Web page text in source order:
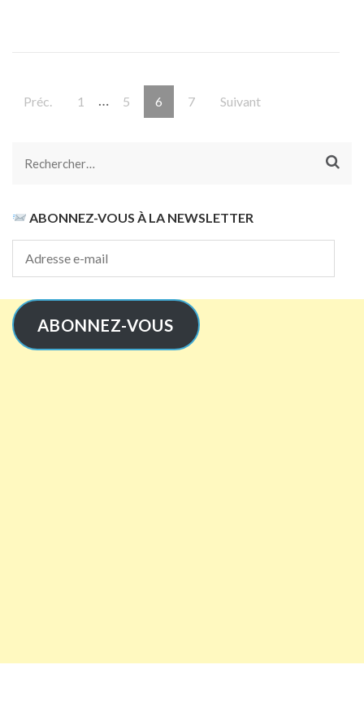
Pagination
des
Préc. Page
1 … Page
5 Page
6 Page
7 Suivant
Rechercher :
ABONNEZ-VOUS À LA NEWSLETTER
ABONNEZ-VOUS